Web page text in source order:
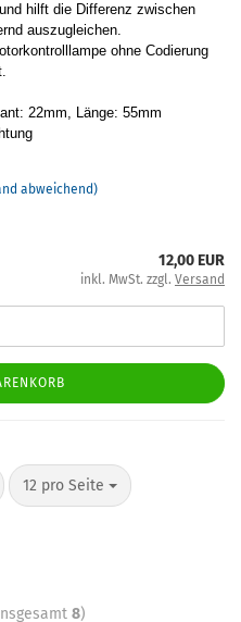
hilft die Dif­fe­renz zwi­schen
aus­zu­glei­chen.
ohne Co­die­rung
22mm, Länge: 55mm
abweichend)
12,00 EUR
inkl. MwSt. zzgl. Versand
12 pro Seite
8)